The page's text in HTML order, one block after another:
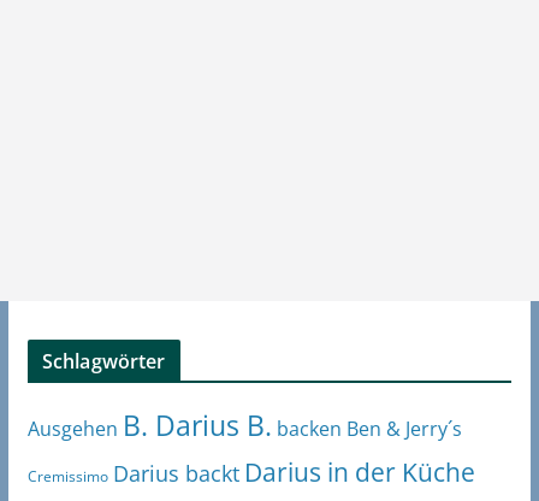
Schlagwörter
Ausgehen B. Darius B. backen Ben & Jerry´s
Cremissimo Darius backt Darius in der Küche